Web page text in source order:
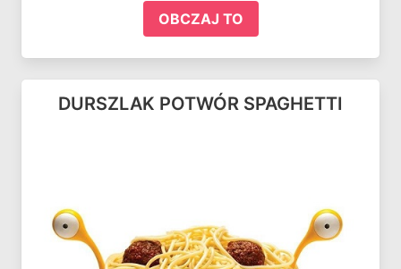
OBCZAJ TO
DURSZLAK POTWÓR SPAGHETTI